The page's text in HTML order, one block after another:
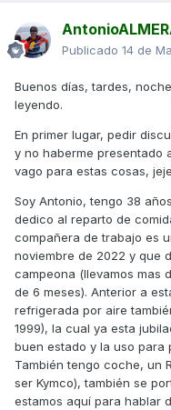
Publicado 14 de
Buenos días, tardes,
leyendo.
En primer lugar, pedir
y no haberme presentado
vago para estas cosas,
Soy Antonio, tengo 38
dedico al reparto de
compañera de trabajo es
noviembre de 2022 y que
campeona (llevamos mas
de 6 meses). Anterior a
refrigerada por aire
1999), la cual ya esta
buen estado y la uso para
También tengo coche, un
ser Kymco), también se
estamos aquí para hablar